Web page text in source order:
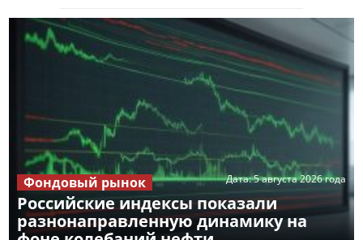
Российские индексы показали
разнонаправленную динамику на
Дата:5 августа 2026 года
Фондовый рынок